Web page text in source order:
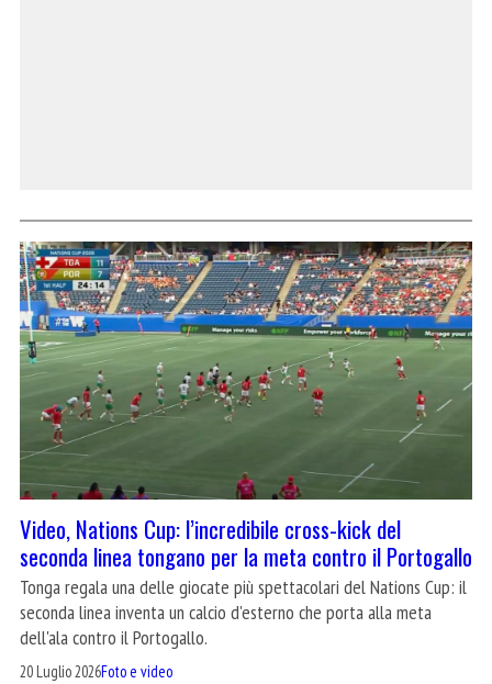
Video, Nations Cup: l’incredibile cross-kick del
seconda linea tongano per la meta contro il Portogallo
Tonga regala una delle giocate più spettacolari del Nations Cup: il
seconda linea inventa un calcio d'esterno che porta alla meta
dell'ala contro il Portogallo.
20 Luglio 2026Foto e video